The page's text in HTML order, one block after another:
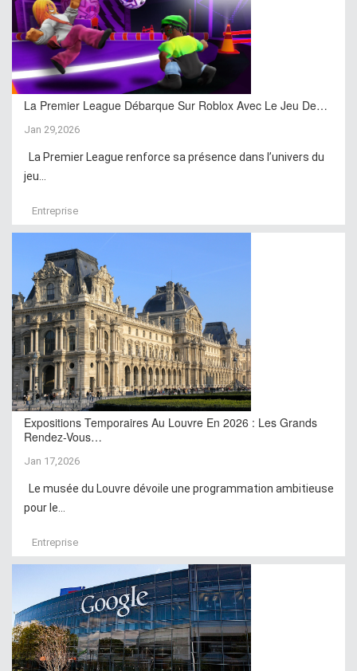
La Premier League Débarque Sur Roblox Avec Le Jeu De…
Jan 29,2026
La Premier League renforce sa présence dans l’univers du
jeu...
Entreprise
Expositions Temporaires Au Louvre En 2026 : Les Grands
Rendez-Vous…
Jan 17,2026
Le musée du Louvre dévoile une programmation ambitieuse
pour le...
Entreprise